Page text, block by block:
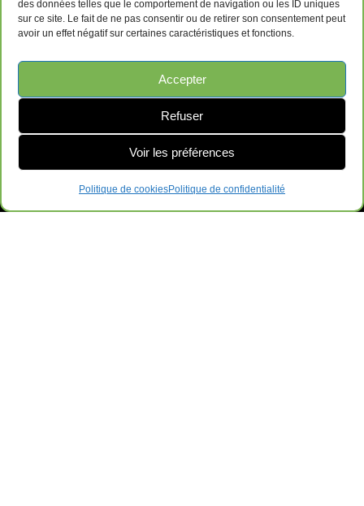
des données telles que le comportement de navigation ou les ID uniques
sur ce site. Le fait de ne pas consentir ou de retirer son consentement peut
avoir un effet négatif sur certaines caractéristiques et fonctions.
Accepter
Refuser
Voir les préférences
Politique de cookiesPolitique de confidentialité
Ameublements de Bureau Surplus GRL
169-B QC-112, Saint-Césaire, QC J0L 1T0